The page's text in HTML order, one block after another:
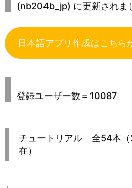
(nb204b_jp) に更新されま
日本語アプリ作成はこちら
登録ユーザー数＝10087
チュートリアル 全54本
在）